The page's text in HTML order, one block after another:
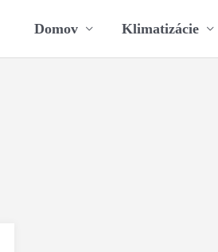
Domov Klimatizácie